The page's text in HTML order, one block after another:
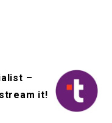
–
it!